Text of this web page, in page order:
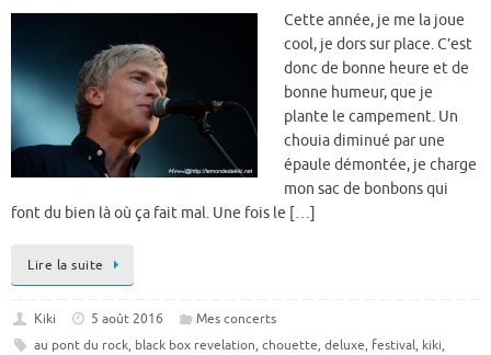
Cette année, je me la joue
cool, je dors sur place. C’est
donc de bonne heure et de
bonne humeur, que je
plante le campement. Un
chouia diminué par une
épaule démontée, je charge
mon sac de bonbons qui
font du bien là où ça fait mal. Une fois le […]
Lire la suite
Kiki 5 août 2016
Mes concerts
au pont du rock, black box revelation, chouette, deluxe, festival, kiki,